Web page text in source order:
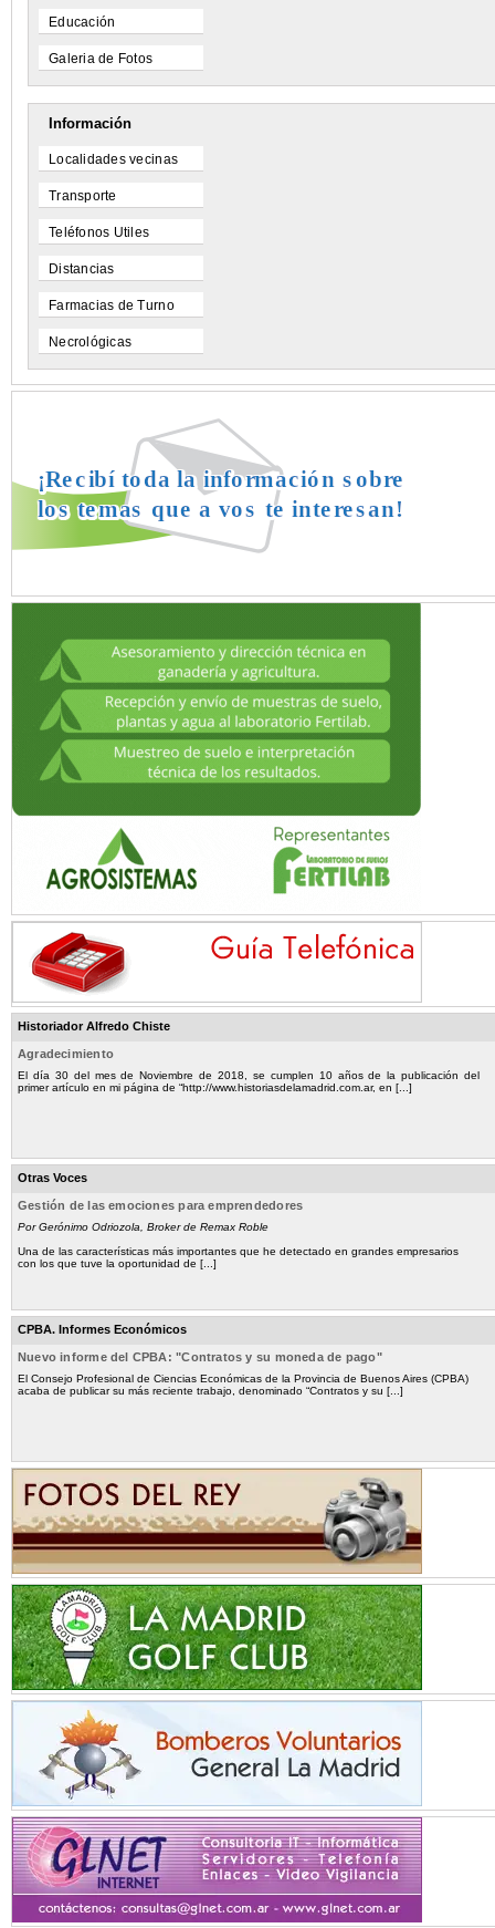
Educación
Galeria de Fotos
Información
Localidades vecinas
Transporte
Teléfonos Utiles
Distancias
Farmacias de Turno
Necrológicas
Historiador Alfredo Chiste
Agradecimiento
El día 30 del mes de Noviembre de 2018, se cumplen 10 años de la publicación del
primer artículo en mi página de “http://www.historiasdelamadrid.com.ar, en [...]
Otras Voces
Gestión de las emociones para emprendedores
Por Gerónimo Odriozola, Broker de Remax Roble
Una de las características más importantes que he detectado en grandes empresarios
con los que tuve la oportunidad de [...]
CPBA. Informes Económicos
Nuevo informe del CPBA: "Contratos y su moneda de pago"
El Consejo Profesional de Ciencias Económicas de la Provincia de Buenos Aires (CPBA)
acaba de publicar su más reciente trabajo, denominado “Contratos y su [...]